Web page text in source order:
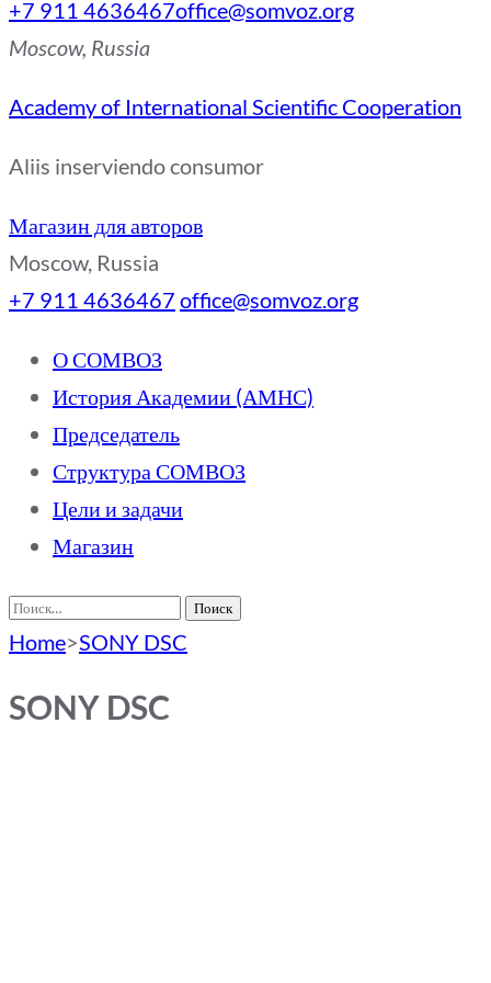
+7 911 4636467office@somvoz.org
Moscow, Russia
Academy of International Scientific Cooperation
Aliis inserviendo consumor
Магазин для авторов
Moscow, Russia
+7 911 4636467 office@somvoz.org
О СОМВОЗ
История Академии (АМНС)
Председатель
Структура СОМВОЗ
Цели и задачи
Магазин
Найти:
Home>SONY DSC
SONY DSC